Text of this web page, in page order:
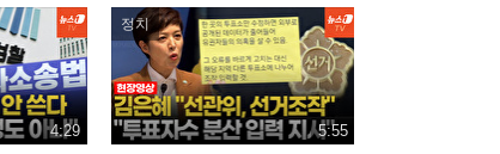
2:59
천 명 모로코인 탈출 현장
2026.07.31
美, 이란에 '2주 대공습' 카드
만지작…"미사일 역량...
4:29
정치
5:55